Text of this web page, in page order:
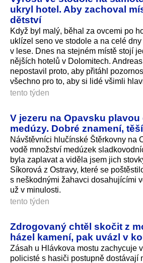
ukryl hotel. Aby zachoval
dětství
Když byl malý, běhal za ovcemi po
uklízel seno ve stodole a na celé
v lese. Dnes na stejném místě stojí
nějších hotelů v Dolomitech.
nepostavil proto, aby přitáhl
všechno pro to, aby si lidé všimli
tento týden
V jezeru na Opavsku plavou
medúzy. Dobré znamení,
Návštěvníci hlučínské Štěrkovny na
vodě množství medúzek
byla zaplavat a viděla jsem jich
Síkorová z Ostravy, které se
s neškodnými žahavci dosahujícími
už v minulosti.
tento týden
Zdrogovaný chtěl skočit z
házel kamení, pak uvázl v
Zásah u Hlávkova mostu zachycuje
policisté s hasiči postupně dostávají